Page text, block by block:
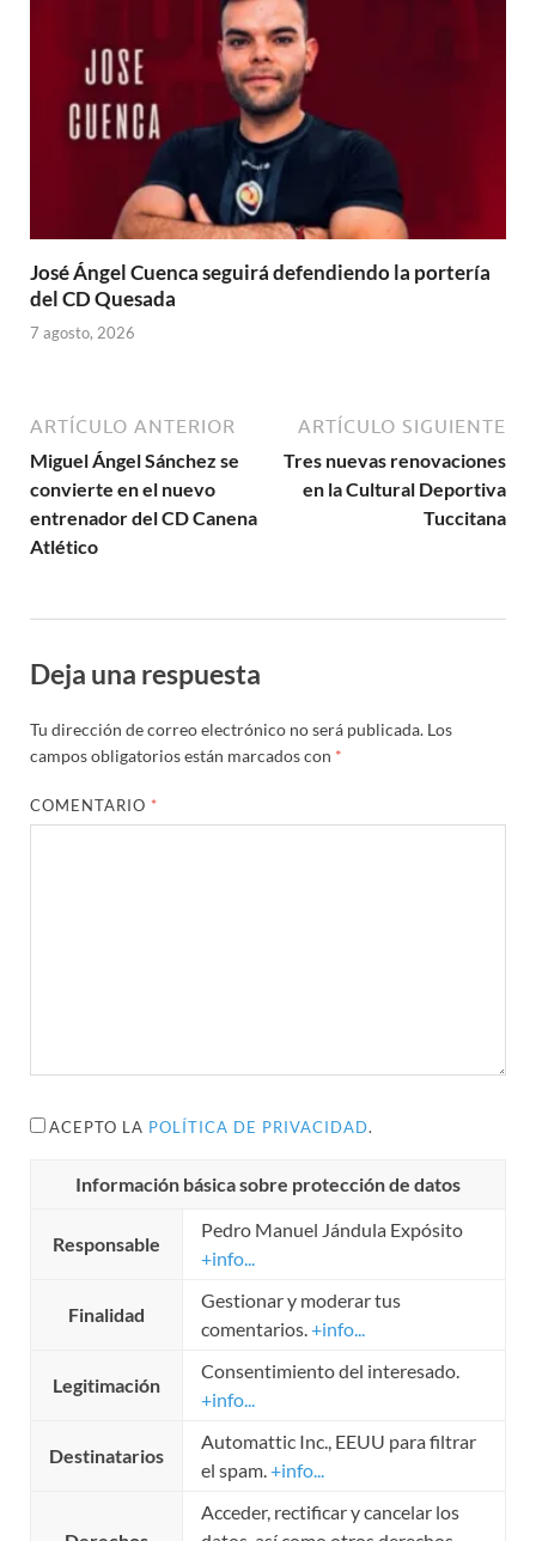
José Ángel Cuenca seguirá defendiendo la portería
del CD Quesada
7 agosto, 2026
ARTÍCULO ANTERIOR
Miguel Ángel Sánchez se
convierte en el nuevo
entrenador del CD Canena
Atlético
ARTÍCULO SIGUIENTE
Tres nuevas renovaciones
en la Cultural Deportiva
Tuccitana
Deja una respuesta
Tu dirección de correo electrónico no será publicada. Los
campos obligatorios están marcados con *
COMENTARIO *
ACEPTO LA POLÍTICA DE PRIVACIDAD.
Información básica sobre protección de datos
Responsable
Pedro Manuel Jándula Expósito
+info...
Finalidad
Gestionar y moderar tus
comentarios.+info...
Legitimación
Consentimiento del interesado.
+info...
Destinatarios
Automattic Inc., EEUU para filtrar
el spam.+info...
Acceder, rectificar y cancelar los